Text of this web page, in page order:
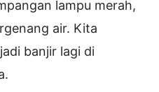
lampu merah,
air. Kita
banjir lagi di